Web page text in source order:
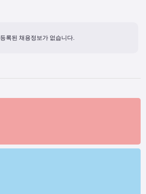
등록된 채용정보가 없습니다.